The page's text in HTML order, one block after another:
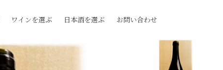
ワインを選ぶ 日本酒を選ぶ お問い合わせ